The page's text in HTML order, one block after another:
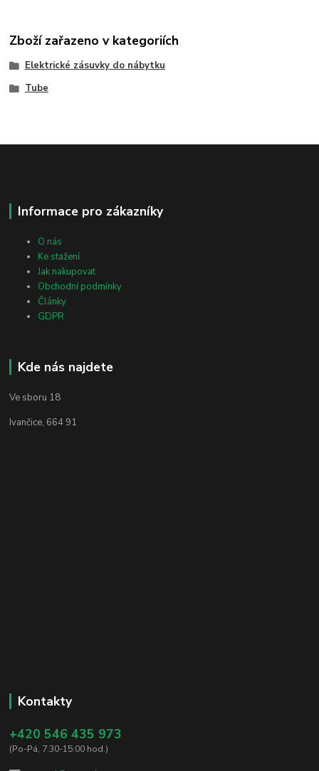
Zboží zařazeno v kategoriích
Elektrické zásuvky do nábytku
Tube
Informace pro zákazníky
O nás
Ke stažení
Jak nakupovat
Obchodní podmínky
Články
GDPR
Kde nás najdete
Ve sboru 18
Ivančice, 664 91
Kontakty
+420 546 435 973
(Po-Pá, 7:30-15:00 hod.)